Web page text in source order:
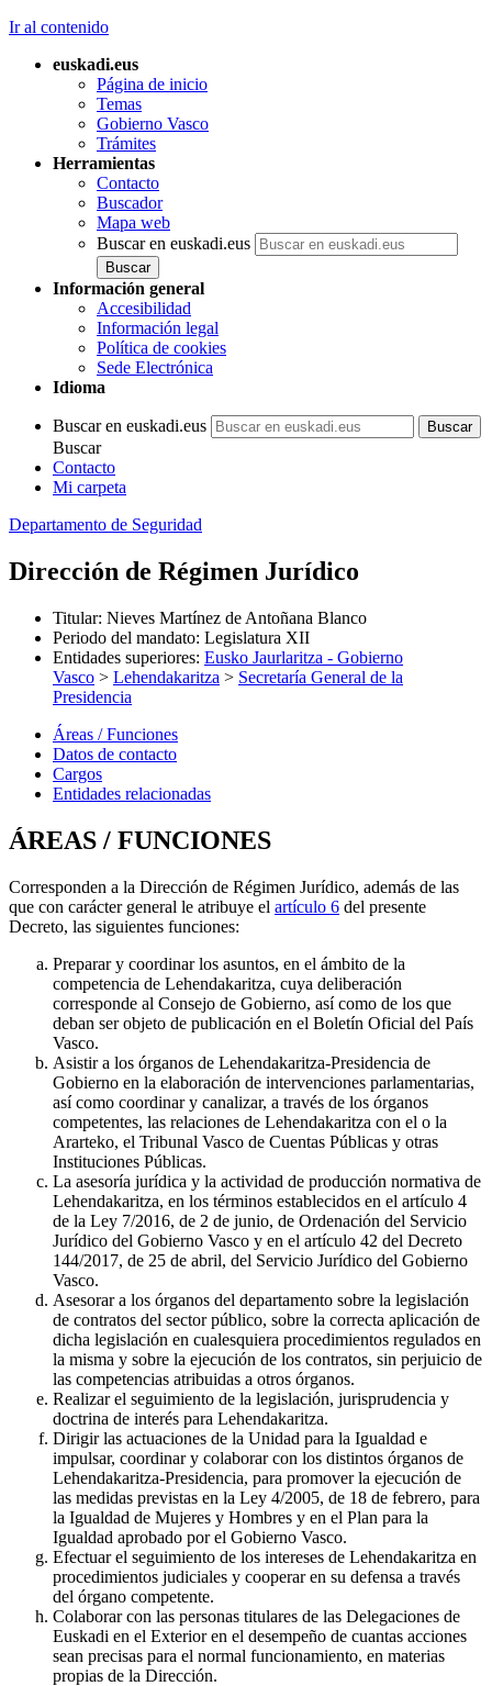
Ir al contenido
euskadi.eus
Página de inicio
Temas
Gobierno Vasco
Trámites
Herramientas
Contacto
Buscador
Mapa web
Buscar en euskadi.eus
Información general
Accesibilidad
Información legal
Política de cookies
Sede Electrónica
Idioma
Buscar en euskadi.eus
Buscar
Contacto
Mi carpeta
Departamento de Seguridad
Dirección de Régimen Jurídico
Titular: Nieves Martínez de Antoñana Blanco
Periodo del mandato: Legislatura XII
Entidades superiores: Eusko Jaurlaritza - Gobierno
Vasco > Lehendakaritza > Secretaría General de la
Presidencia
Áreas / Funciones
Datos de contacto
Cargos
Entidades relacionadas
ÁREAS / FUNCIONES
Corresponden a la Dirección de Régimen Jurídico, además de las
que con carácter general le atribuye el artículo 6 del presente
Decreto, las siguientes funciones:
Preparar y coordinar los asuntos, en el ámbito de la
competencia de Lehendakaritza, cuya deliberación
corresponde al Consejo de Gobierno, así como de los que
deban ser objeto de publicación en el Boletín Oficial del País
Vasco.
Asistir a los órganos de Lehendakaritza-Presidencia de
Gobierno en la elaboración de intervenciones parlamentarias,
así como coordinar y canalizar, a través de los órganos
competentes, las relaciones de Lehendakaritza con el o la
Ararteko, el Tribunal Vasco de Cuentas Públicas y otras
Instituciones Públicas.
La asesoría jurídica y la actividad de producción normativa de
Lehendakaritza, en los términos establecidos en el artículo 4
de la Ley 7/2016, de 2 de junio, de Ordenación del Servicio
Jurídico del Gobierno Vasco y en el artículo 42 del Decreto
144/2017, de 25 de abril, del Servicio Jurídico del Gobierno
Vasco.
Asesorar a los órganos del departamento sobre la legislación
de contratos del sector público, sobre la correcta aplicación de
dicha legislación en cualesquiera procedimientos regulados en
la misma y sobre la ejecución de los contratos, sin perjuicio de
las competencias atribuidas a otros órganos.
Realizar el seguimiento de la legislación, jurisprudencia y
doctrina de interés para Lehendakaritza.
Dirigir las actuaciones de la Unidad para la Igualdad e
impulsar, coordinar y colaborar con los distintos órganos de
Lehendakaritza-Presidencia, para promover la ejecución de
las medidas previstas en la Ley 4/2005, de 18 de febrero, para
la Igualdad de Mujeres y Hombres y en el Plan para la
Igualdad aprobado por el Gobierno Vasco.
Efectuar el seguimiento de los intereses de Lehendakaritza en
procedimientos judiciales y cooperar en su defensa a través
del órgano competente.
Colaborar con las personas titulares de las Delegaciones de
Euskadi en el Exterior en el desempeño de cuantas acciones
sean precisas para el normal funcionamiento, en materias
propias de la Dirección.